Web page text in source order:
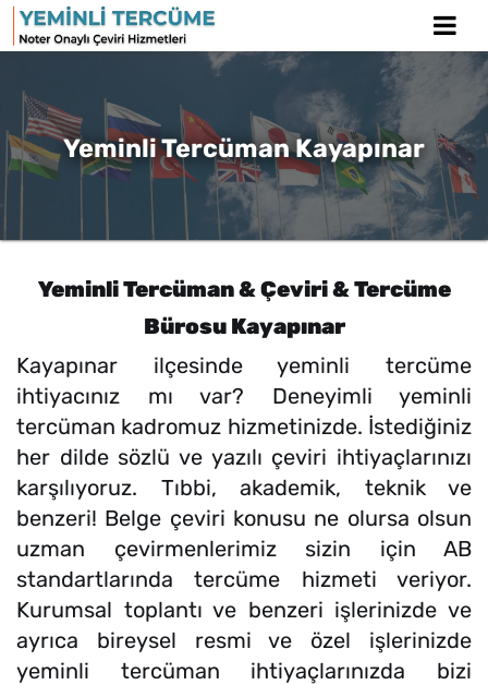
Yeminli Tercüman Kayapınar
Yeminli Tercüman & Çeviri & Tercüme
Bürosu Kayapınar
Kayapınar ilçesinde yeminli tercüme
ihtiyacınız mı var? Deneyimli yeminli
tercüman kadromuz hizmetinizde. İstediğiniz
her dilde sözlü ve yazılı çeviri ihtiyaçlarınızı
karşılıyoruz. Tıbbi, akademik, teknik ve
benzeri! Belge çeviri konusu ne olursa olsun
uzman çevirmenlerimiz sizin için AB
standartlarında tercüme hizmeti veriyor.
Kurumsal toplantı ve benzeri işlerinizde ve
ayrıca bireysel resmi ve özel işlerinizde
yeminli tercüman ihtiyaçlarınızda bizi